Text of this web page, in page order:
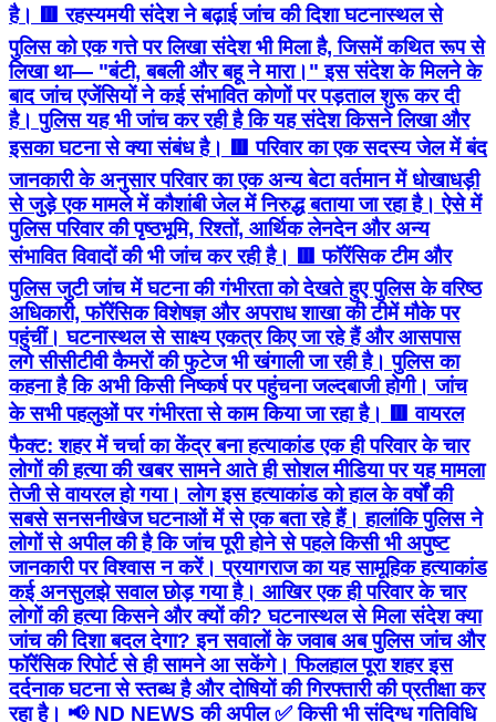
है। 🟥 रहस्यमयी संदेश ने बढ़ाई जांच की दिशा घटनास्थल से
पुलिस को एक गत्ते पर लिखा संदेश भी मिला है, जिसमें कथित रूप से
लिखा था— "बंटी, बबली और बहू ने मारा।" इस संदेश के मिलने के
बाद जांच एजेंसियों ने कई संभावित कोणों पर पड़ताल शुरू कर दी
है। पुलिस यह भी जांच कर रही है कि यह संदेश किसने लिखा और
इसका घटना से क्या संबंध है। 🟥 परिवार का एक सदस्य जेल में बंद
जानकारी के अनुसार परिवार का एक अन्य बेटा वर्तमान में धोखाधड़ी
से जुड़े एक मामले में कौशांबी जेल में निरुद्ध बताया जा रहा है। ऐसे में
पुलिस परिवार की पृष्ठभूमि, रिश्तों, आर्थिक लेनदेन और अन्य
संभावित विवादों की भी जांच कर रही है। 🟥 फॉरेंसिक टीम और
पुलिस जुटी जांच में घटना की गंभीरता को देखते हुए पुलिस के वरिष्ठ
अधिकारी, फॉरेंसिक विशेषज्ञ और अपराध शाखा की टीमें मौके पर
पहुंचीं। घटनास्थल से साक्ष्य एकत्र किए जा रहे हैं और आसपास
लगे सीसीटीवी कैमरों की फुटेज भी खंगाली जा रही है। पुलिस का
कहना है कि अभी किसी निष्कर्ष पर पहुंचना जल्दबाजी होगी। जांच
के सभी पहलुओं पर गंभीरता से काम किया जा रहा है। 🟥 वायरल
फैक्ट: शहर में चर्चा का केंद्र बना हत्याकांड एक ही परिवार के चार
लोगों की हत्या की खबर सामने आते ही सोशल मीडिया पर यह मामला
तेजी से वायरल हो गया। लोग इस हत्याकांड को हाल के वर्षों की
सबसे सनसनीखेज घटनाओं में से एक बता रहे हैं। हालांकि पुलिस ने
लोगों से अपील की है कि जांच पूरी होने से पहले किसी भी अपुष्ट
जानकारी पर विश्वास न करें। प्रयागराज का यह सामूहिक हत्याकांड
कई अनसुलझे सवाल छोड़ गया है। आखिर एक ही परिवार के चार
लोगों की हत्या किसने और क्यों की? घटनास्थल से मिला संदेश क्या
जांच की दिशा बदल देगा? इन सवालों के जवाब अब पुलिस जांच और
फॉरेंसिक रिपोर्ट से ही सामने आ सकेंगे। फिलहाल पूरा शहर इस
दर्दनाक घटना से स्तब्ध है और दोषियों की गिरफ्तारी की प्रतीक्षा कर
रहा है। 📢 ND NEWS की अपील ✅ किसी भी संदिग्ध गतिविधि